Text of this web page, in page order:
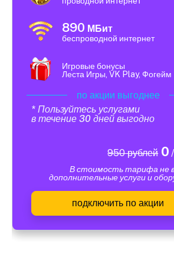
890 МБит
беспроводной интернет
Игровые бонусы
Леста Игры, VK Play, Фогейм
по акции выгоднее
* Пользуйтесь услугами
в течение 30 дней выгодно
950 рублей0
В стоимость тарифа не
дополнительные услуги и
подключить по акции